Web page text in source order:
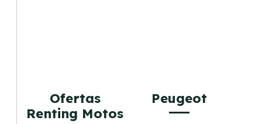
Ofertas
Renting Motos
Peugeot